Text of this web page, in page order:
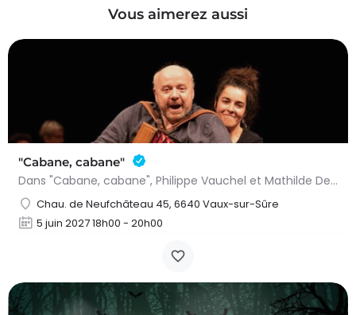
Vous aimerez aussi
"Cabane, cabane"
Dans "Cabane, cabane", Philippe Vauchel et Mathilde Dedeurwaerdere nous emmènent dans un univers fait de…
Chau. de Neufchâteau 45, 6640 Vaux-sur-Sûre
5 juin 2027 18h00 - 20h00